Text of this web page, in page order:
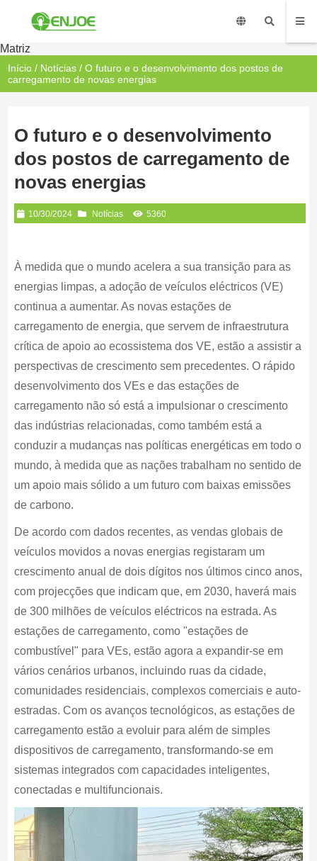
Matriz
Início / Notícias / O futuro e o desenvolvimento dos postos de
carregamento de novas energias
O futuro e o desenvolvimento
dos postos de carregamento de
novas energias
10/30/2024 Notícias 5360
À medida que o mundo acelera a sua transição para as
energias limpas, a adoção de veículos eléctricos (VE)
continua a aumentar. As novas estações de
carregamento de energia, que servem de infraestrutura
crítica de apoio ao ecossistema dos VE, estão a assistir a
perspectivas de crescimento sem precedentes. O rápido
desenvolvimento dos VEs e das estações de
carregamento não só está a impulsionar o crescimento
das indústrias relacionadas, como também está a
conduzir a mudanças nas políticas energéticas em todo o
mundo, à medida que as nações trabalham no sentido de
um apoio mais sólido a um futuro com baixas emissões
de carbono.
De acordo com dados recentes, as vendas globais de
veículos movidos a novas energias registaram um
crescimento anual de dois dígitos nos últimos cinco anos,
com projecções que indicam que, em 2030, haverá mais
de 300 milhões de veículos eléctricos na estrada. As
estações de carregamento, como "estações de
combustível" para VEs, estão agora a expandir-se em
vários cenários urbanos, incluindo ruas da cidade,
comunidades residenciais, complexos comerciais e auto-
estradas. Com os avanços tecnológicos, as estações de
carregamento estão a evoluir para além de simples
dispositivos de carregamento, transformando-se em
sistemas integrados com capacidades inteligentes,
conectadas e multifuncionais.